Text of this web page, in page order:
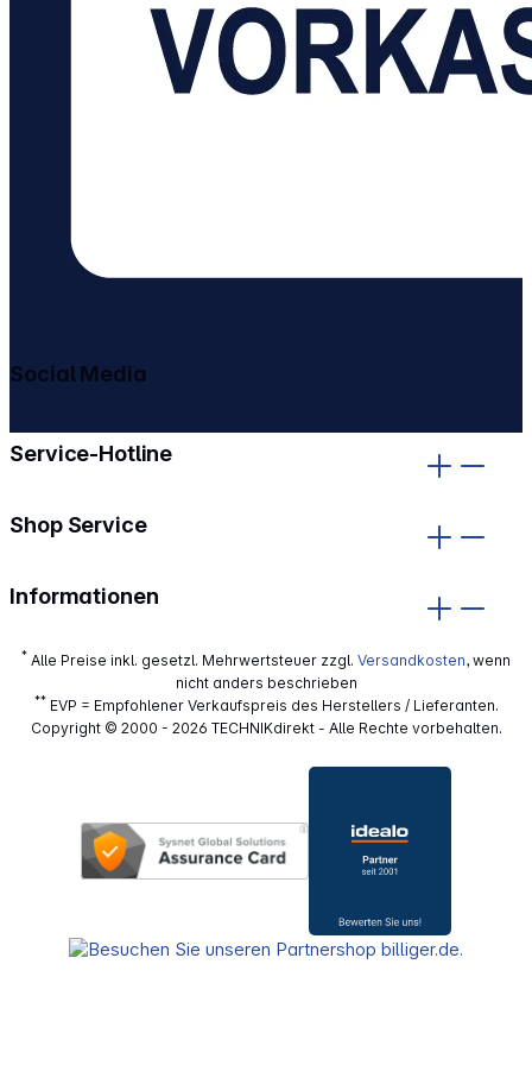
Service-Hotline
Shop Service
Informationen
Social Media
* Alle Preise inkl. gesetzl. Mehrwertsteuer zzgl. Versandkosten, wenn
nicht anders beschrieben
**EVP = Empfohlener Verkaufspreis des Herstellers / Lieferanten.
Copyright © 2000 - 2026 TECHNIKdirekt - Alle Rechte vorbehalten.